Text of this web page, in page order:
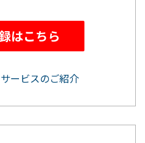
はこちら
ービスのご紹介